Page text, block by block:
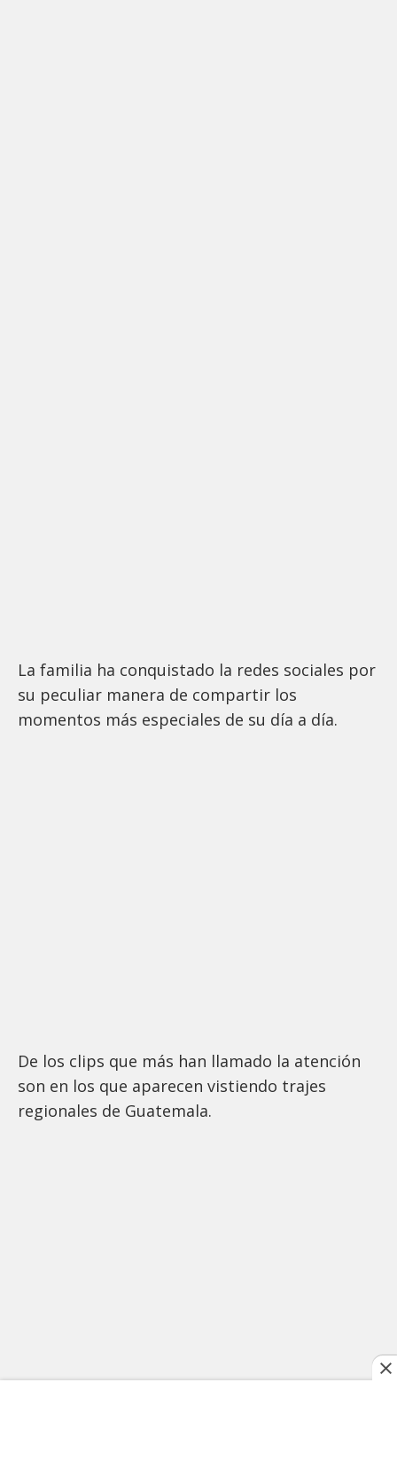
La familia ha conquistado la redes sociales por
su peculiar manera de compartir los
momentos más especiales de su día a día.
De los clips que más han llamado la atención
son en los que aparecen vistiendo trajes
regionales de Guatemala.